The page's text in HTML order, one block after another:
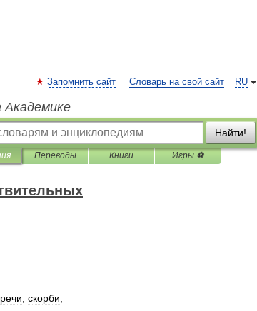
RU
Запомнить сайт Словарь на свой сайт
Академике
Найти!
Переводы Книги Игры ⚽
скорби;